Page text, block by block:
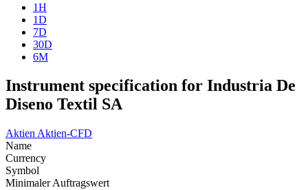
1H
1D
7D
30D
6M
Instrument specification for Industria De
Diseno Textil SA
Aktien Aktien-CFD
Name
Currency
Symbol
Minimaler Auftragswert